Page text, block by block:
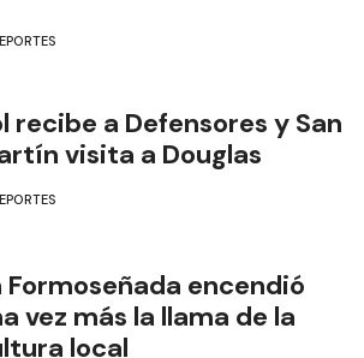
recibe a Defensores y San
visita a Douglas
Formoseñada encendió
vez más la llama de la
local